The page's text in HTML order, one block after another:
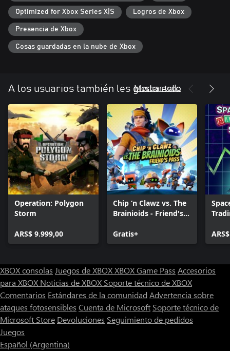
Optimized for Xbox Series X|S Logros de Xbox
Presencia de Xbox
Cosas guardadas en la nube de Xbox
A los usuarios también les gusta esto
Mostrar todo
Operation: Polygon
Storm
ARS$ 9.999,00
Chip ‘n Clawz vs. The
Brainioids - Friend's
Gratis+
XBOX consolas Juegos de XBOXXBOX Game Pass Accesorios
para XBOX Noticias de XBOX Soporte técnico de XBOX
Comentarios Estándares de la comunidad Advertencia sobre
ataques fotosensibles Cuenta de Microsoft Soporte técnico de
Microsoft Store Devoluciones Seguimiento de pedidos
Juegos
Español (Argentina)